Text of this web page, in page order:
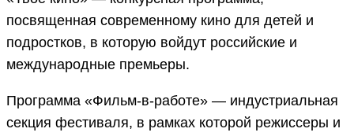
посвященная современному кино для детей и
подростков, в которую войдут российские и
международные премьеры.
Программа «Фильм-в-работе» — индустриальная
секция фестиваля, в рамках которой режиссеры и